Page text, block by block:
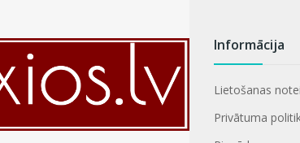
Informācija
Lietošanas
Privātuma